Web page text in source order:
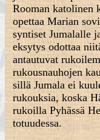
Rooman katolinen
opettaa Marian
syntiset Jumalalle
eksytys odottaa
antautuvat
rukousnauhojen
sillä Jumala ei
rukouksia, koska
rukoilla Pyhässä
totuudessa.